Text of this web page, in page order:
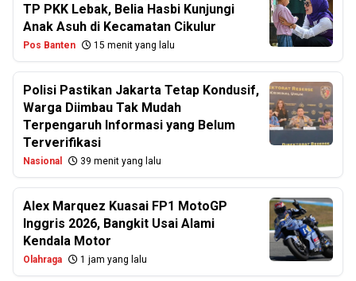
TP PKK Lebak, Belia Hasbi Kunjungi
Anak Asuh di Kecamatan Cikulur
Pos Banten 15 menit yang lalu
Polisi Pastikan Jakarta Tetap Kondusif,
Warga Diimbau Tak Mudah
Terpengaruh Informasi yang Belum
Terverifikasi
Nasional 39 menit yang lalu
Alex Marquez Kuasai FP1 MotoGP
Inggris 2026, Bangkit Usai Alami
Kendala Motor
Olahraga 1 jam yang lalu